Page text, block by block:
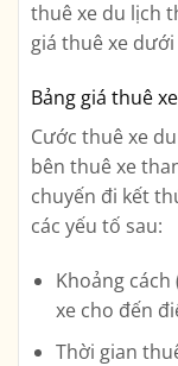
thuê xe du lịch
giá thuê xe
Bảng giá thuê
Cước thuê xe
bên thuê xe
chuyến đi kết
các yếu tố sau:
Khoảng
xe cho đến
Thời gian